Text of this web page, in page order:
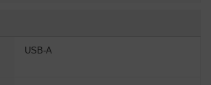
USB-A